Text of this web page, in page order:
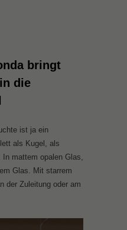
bringt
die
ist ja ein
als Kugel, als
mattem opalen Glas,
Glas. Mit starrem
der Zuleitung oder am